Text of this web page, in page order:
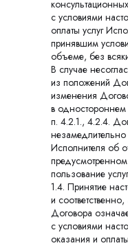
консультационных
с условиями
оплаты услуг
принявшим
объеме, без
В случае
из положений
изменения
в одностороннем
п. 4.2.1., 4.2.4.
Исполнителя об
пользование
1.4. Принятие
и
Договора
с условиями
оказания и